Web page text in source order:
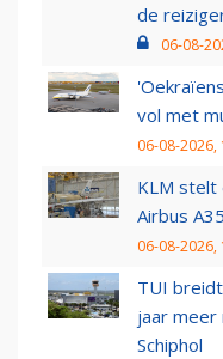
de
06-08-
vol met
06-08-2026,
KLM stelt
Airbus
06-08-2026,
TUI
jaar meer
Schiphol